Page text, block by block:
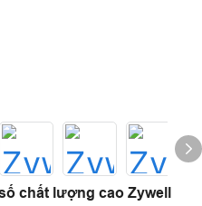
chất lượng cao Zywell